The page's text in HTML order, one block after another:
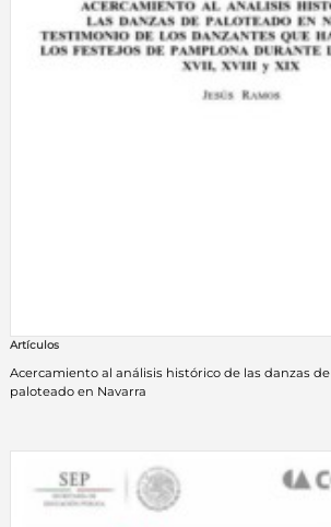
Artículos
Acercamiento al análisis histórico de las danzas de
paloteado en Navarra